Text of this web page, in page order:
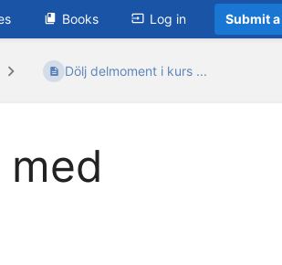
Books Log in Submit
Dölj delmoment i kurs ...